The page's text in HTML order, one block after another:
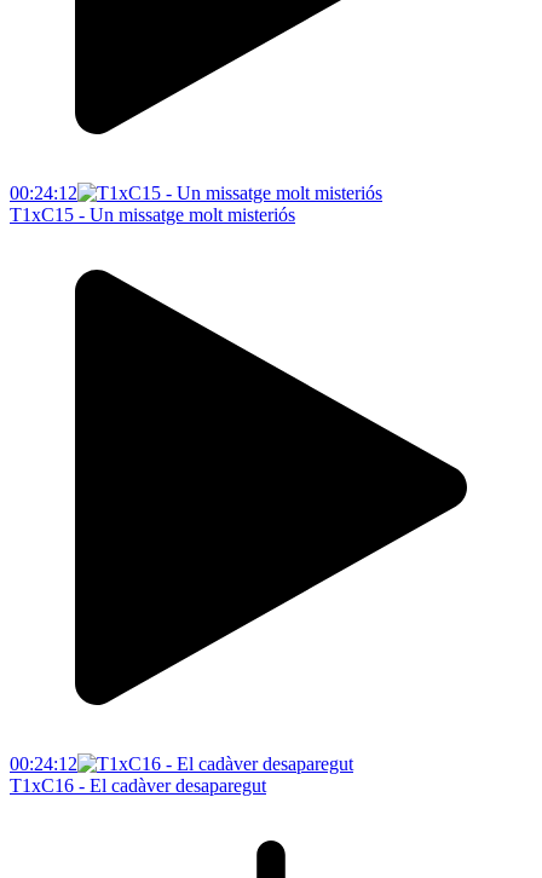
00:24:12
T1xC15 - Un missatge molt misteriós
00:24:12
T1xC16 - El cadàver desaparegut